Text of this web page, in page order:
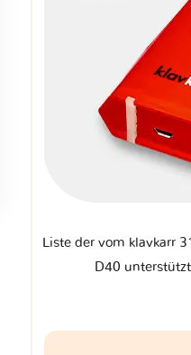
Liste der vom klavkarr
D40